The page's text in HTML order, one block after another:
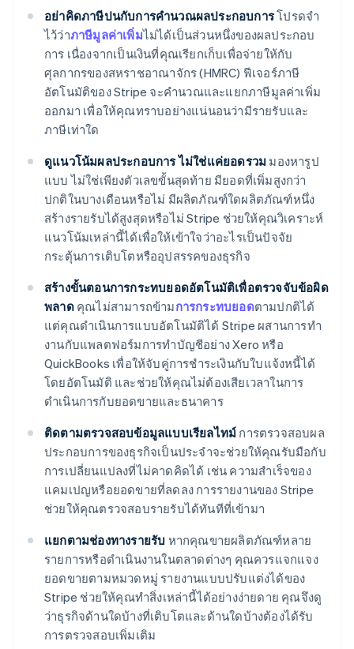
อย่าคิดภาษีปนกับการคำนวณผลประกอบการโปรดจํา
ไว้ว่าภาษีมูลค่าเพิ่มไม่ได้เป็นส่วนหนึ่งของผลประกอบ
การ เนื่องจากเป็นเงินที่คุณเรียกเก็บเพื่อจ่ายให้กับ
ศุลกากรของสหราชอาณาจักร (HMRC) ฟีเจอร์ภาษี
อัตโนมัติของ Stripe จะคํานวณและแยกภาษีมูลค่าเพิ่ม
ออกมา เพื่อให้คุณทราบอย่างแน่นอนว่ามีรายรับและ
ภาษีเท่าใด
ดูแนวโน้มผลประกอบการ ไม่ใช่แค่ยอดรวม มองหารูป
แบบ ไม่ใช่เพียงตัวเลขขั้นสุดท้าย มียอดที่เพิ่มสูงกว่า
ปกติในบางเดือนหรือไม่ มีผลิตภัณฑ์ใดผลิตภัณฑ์หนึ่ง
สร้างรายรับได้สูงสุดหรือไม่ Stripe ช่วยให้คุณวิเคราะห์
แนวโน้มเหล่านี้ได้เพื่อให้เข้าใจว่าอะไรเป็นปัจจัย
กระตุ้นการเติบโตหรืออุปสรรคของธุรกิจ
สร้างขั้นตอนการกระทบยอดอัตโนมัติเพื่อตรวจจับข้อผิด
พลาดคุณไม่สามารถข้ามการกระทบยอดตามปกติได้
แต่คุณดําเนินการแบบอัตโนมัติได้ Stripe ผสานการทํา
งานกับแพลตฟอร์มการทําบัญชีอย่าง Xero หรือ
QuickBooks เพื่อให้จับคู่การชําระเงินกับใบแจ้งหนี้ได้
โดยอัตโนมัติ และช่วยให้คุณไม่ต้องเสียเวลาในการ
ดำเนินการกับยอดขายและธนาคาร
ติดตามตรวจสอบข้อมูลแบบเรียลไทม์ การตรวจสอบผล
ประกอบการของธุรกิจเป็นประจําจะช่วยให้คุณรับมือกับ
การเปลี่ยนแปลงที่ไม่คาดคิดได้ เช่น ความสําเร็จของ
แคมเปญหรือยอดขายที่ลดลง การรายงานของ Stripe
ช่วยให้คุณตรวจสอบรายรับได้ทันทีที่เข้ามา
แยกตามช่องทางรายรับ หากคุณขายผลิตภัณฑ์หลาย
รายการหรือดําเนินงานในตลาดต่างๆ คุณควรแจกแจง
ยอดขายตามหมวดหมู่ รายงานแบบปรับแต่งได้ของ
Stripe ช่วยให้คุณทําสิ่งเหล่านี้ได้อย่างง่ายดาย คุณจึงดู
ว่าธุรกิจด้านใดบ้างที่เติบโตและด้านใดบ้างต้องได้รับ
การตรวจสอบเพิ่มเติม